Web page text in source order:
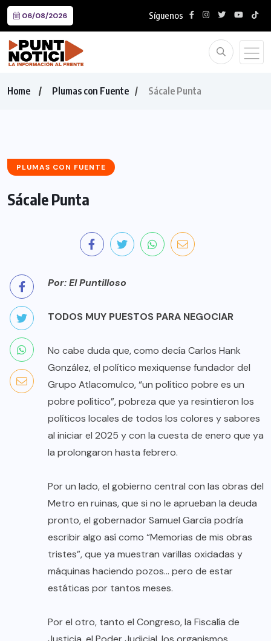
06/08/2026 Síguenos
Home Plumas con Fuente Sácale Punta
PLUMAS CON FUENTE
Sácale Punta
Por: El Puntilloso
TODOS MUY PUESTOS PARA NEGOCIAR
No cabe duda que, como decía Carlos Hank
González, el político mexiquense fundador del
Grupo Atlacomulco, “un político pobre es un
pobre político”, pobreza que ya resintieron los
políticos locales de todos los colores y sabores
al iniciar el 2025 y con la cuesta de enero que ya
la prolongaron hasta febrero.
Por un lado, el gobierno central con las obras del
Metro en ruinas, que si no le aprueban la deuda
pronto, el gobernador Samuel García podría
escribir algo así como “Memorias de mis obras
tristes”, que ya muestran varillas oxidadas y
máquinas haciendo pozos… pero de estar
estáticas por tantos meses.
Por el otro, tanto el Congreso, la Fiscalía de